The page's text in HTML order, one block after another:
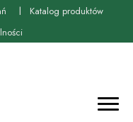
Katalog produktów